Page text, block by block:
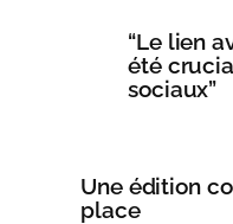
“Le lien
été
sociaux”
Une édition
place